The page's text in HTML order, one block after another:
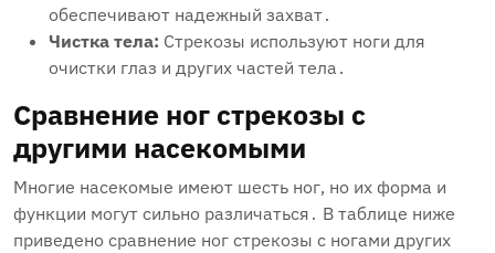
обеспечивают надежный захват․
Чистка тела: Стрекозы используют ноги для
очистки глаз и других частей тела․
Сравнение ног стрекозы с
другими насекомыми
Многие насекомые имеют шесть ног‚ но их форма и
функции могут сильно различаться․ В таблице ниже
приведено сравнение ног стрекозы с ногами других